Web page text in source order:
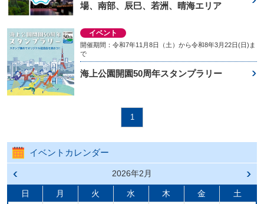
場、南部、辰巳、若洲、晴海エリア
イベント
開催期間：令和7年11月8日（土）から令和8年3月22日(日)ま
で
海上公園開園50周年スタンプラリー
1
イベントカレンダー
前の
戻る
2026年2月
次の
進む
日 月 火 水 木 金
土